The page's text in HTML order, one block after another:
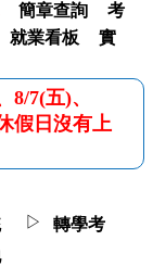
簡章查詢
考
就業看板
實
8/7(五)、
假日沒有上
▷
轉學考